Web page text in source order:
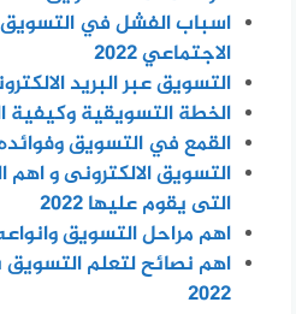
اسباب الفشل في
الاجتماعي 2022
التسويق عبر البريد الالكترونى
الخطة التسويقية وكيفية
القمع في التسويق وفوائده
التسويق الالكترونى و اهم
التى يقوم عليها 2022
اهم مراحل التسويق وانواعه
اهم نصائح لتعلم
2022